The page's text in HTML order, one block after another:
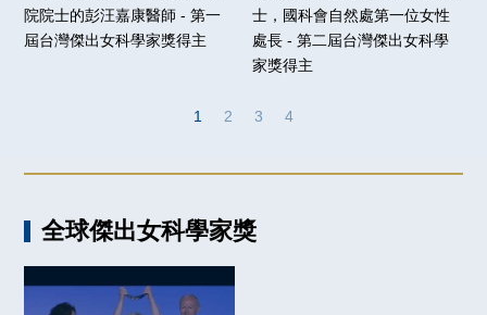
院院士的彭汪嘉康醫師 - 第一
屆台灣傑出女科學家獎得主
士，國科會自然處第一位女性
處長 - 第二屆台灣傑出女科學
家獎得主
1 2 3 4
全球傑出女科學家獎